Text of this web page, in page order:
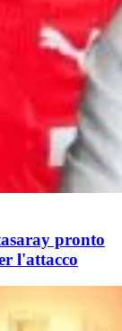
pronto
l'attacco